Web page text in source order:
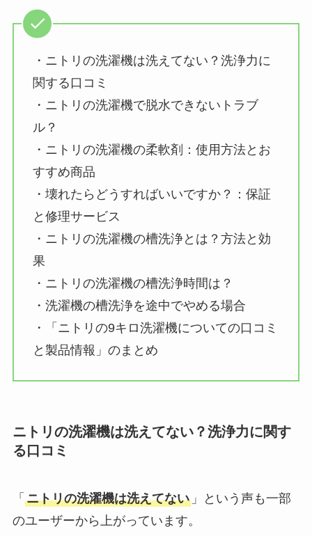
・ニトリの洗濯機は洗えてない？洗浄力に
関する口コミ
・ニトリの洗濯機で脱水できないトラブ
ル？
・ニトリの洗濯機の柔軟剤：使用方法とお
すすめ商品
・壊れたらどうすればいいですか？：保証
と修理サービス
・ニトリの洗濯機の槽洗浄とは？方法と効
果
・ニトリの洗濯機の槽洗浄時間は？
・洗濯機の槽洗浄を途中でやめる場合
・「ニトリの9キロ洗濯機についての口コミ
と製品情報」のまとめ
ニトリの洗濯機は洗えてない？洗浄力に関す
る口コミ
「 ニトリの洗濯機は洗えてない」という声も一部
のユーザーから上がっています。